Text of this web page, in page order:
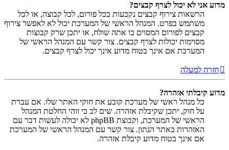
מדוע אני לא יכול לצרף קבצים?
הרשאות צירוף קבצים נקבעות בכל פורום, לכל קבוצה, או לכל
משתמש בפרט. המנהל הראשי של המערכת יכול לא לאפשר צירוף
קבצים לפורום המסוים בו אתה שולח, או יתכן שרק קבוצות
מסוימות יכולות לצרף קבצים. צור קשר עם המנהל הראשי של
המערכת אם אינך בטוח מדוע אינך יכול לצרף קבצים.
חזרה למעלה
מדוע קיבלתי אזהרה?
כל מנהל ראשי של מערכת קובע את חוקי האתר שלו. אם עברת
על חוק, יתכן שקיבלת אזהרה. שים לב כי זוהי החלטת המנהל
הראשי של המערכת, וקבוצת phpBB לא יכולה לעשות דבר עם
האזהרות באתר הנתון. צור קשר עם המנהל הראשי של המערכת
אם אינך בטוח מדוע קיבלת אזהרה.